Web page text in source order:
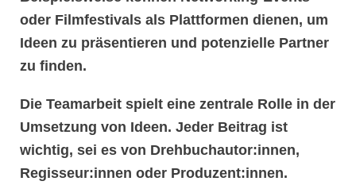
oder Filmfestivals als Plattformen dienen, um
Ideen zu präsentieren und potenzielle Partner
zu finden.
Die Teamarbeit spielt eine zentrale Rolle in der
Umsetzung von Ideen. Jeder Beitrag ist
wichtig, sei es von Drehbuchautor:innen,
Regisseur:innen oder Produzent:innen.